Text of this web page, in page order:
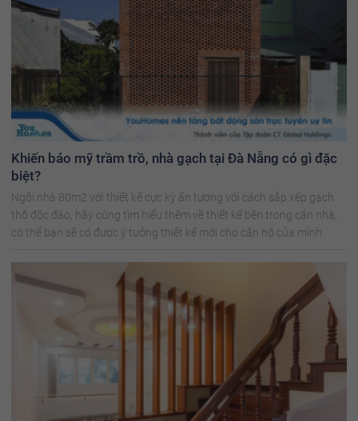
Khiến báo mỹ trầm trồ, nhà gạch tại Đà Nẵng có gì đặc
biệt?
Ngôi nhà 80m2 với thiết kế cực kỳ ấn tượng với cách sắp xếp gạch
thô độc đáo, hãy cùng tìm hiểu thêm về thiết kế bên trong căn nhà,
có thể bạn sẽ có được ý tưởng thiết kế mới cho căn hộ của mình.